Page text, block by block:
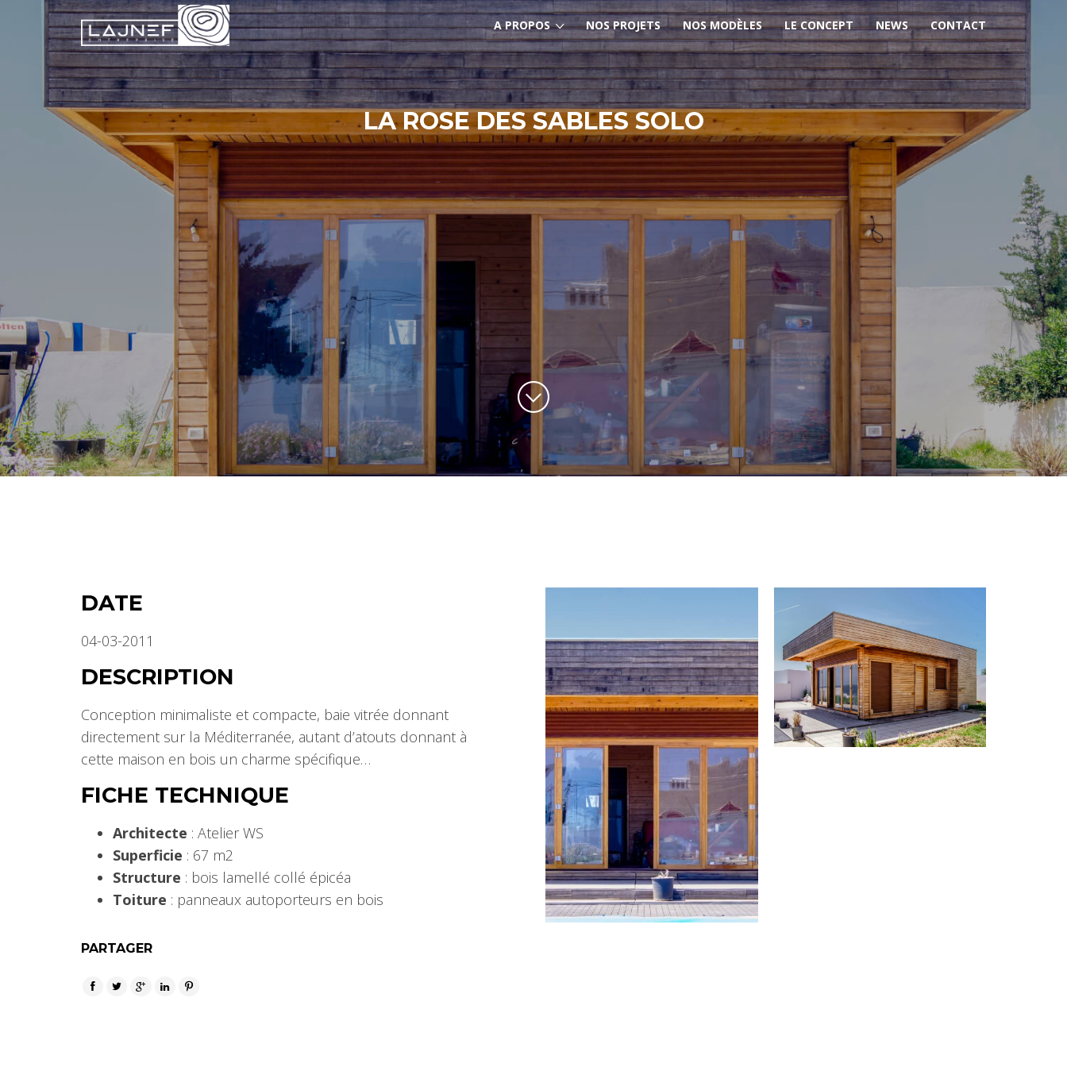
A PROPOS NOS PROJETS NOS MODÈLES LE CONCEPT NEWS CONTACT
LA ROSE DES SABLES SOLO
DATE
04-03-2011
DESCRIPTION
Conception minimaliste et compacte, baie vitrée donnant
directement sur la Méditerranée, autant d’atouts donnant à
cette maison en bois un charme spécifique…
FICHE TECHNIQUE
Architecte : Atelier WS
Superficie : 67 m2
Structure : bois lamellé collé épicéa
Toiture : panneaux autoporteurs en bois
PARTAGER